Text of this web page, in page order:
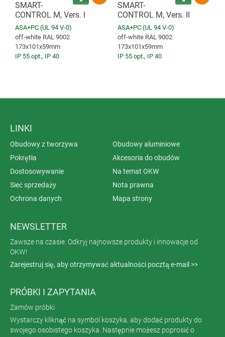
SMART-
CONTROL M, Vers. I
ASA+PC (UL 94 V-0)
off-white RAL 9002
173x101x59mm
IP 55 opt., IP 40
SMART-
CONTROL M, Vers. II
ASA+PC (UL 94 V-0)
off-white RAL 9002
173x101x59mm
IP 55 opt., IP 40
LINKI
Obudowy z tworzywa
Obudowy aluminiowe
Pokrętła
Akcesoria do obudów
Dostosowywanie
Na temat OKW
Sieć sprzedaży
Nota prawna
Ochrona danych
Mapa strony
NEWSLETTER
Zawsze na czasie. Odkryj najnowsze produkty i innowacje od
OKW!
Zarejestruj się, aby otrzymywać aktualności pocztą e-mail >>
PRÓBKI I ZAPYTANIA
Zamów próbki
Wystarczy kliknąć na symbol koszyka, aby dodać produkty do
swojego osobistego koszyka. Następnie możesz poprosić o